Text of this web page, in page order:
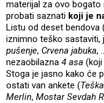
materijal za ovo bogato
probati saznati koji je
Listu od deset bendova
iznimno teško sastaviti,
pušenje, Crvena jabuka,
nezaobilazna 4 asa
Stoga je jasno kako će
ostati van ankete (
Merlin, Mostar Sevdah